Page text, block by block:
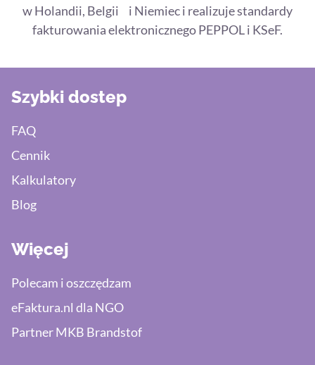
w Holandii, Belgii i Niemiec i realizuje standardy
fakturowania elektronicznego PEPPOL i KSeF.
Szybki dostep
FAQ
Cennik
Kalkulatory
Blog
Więcej
Polecam i oszczędzam
eFaktura.nl dla NGO
Partner MKB Brandstof